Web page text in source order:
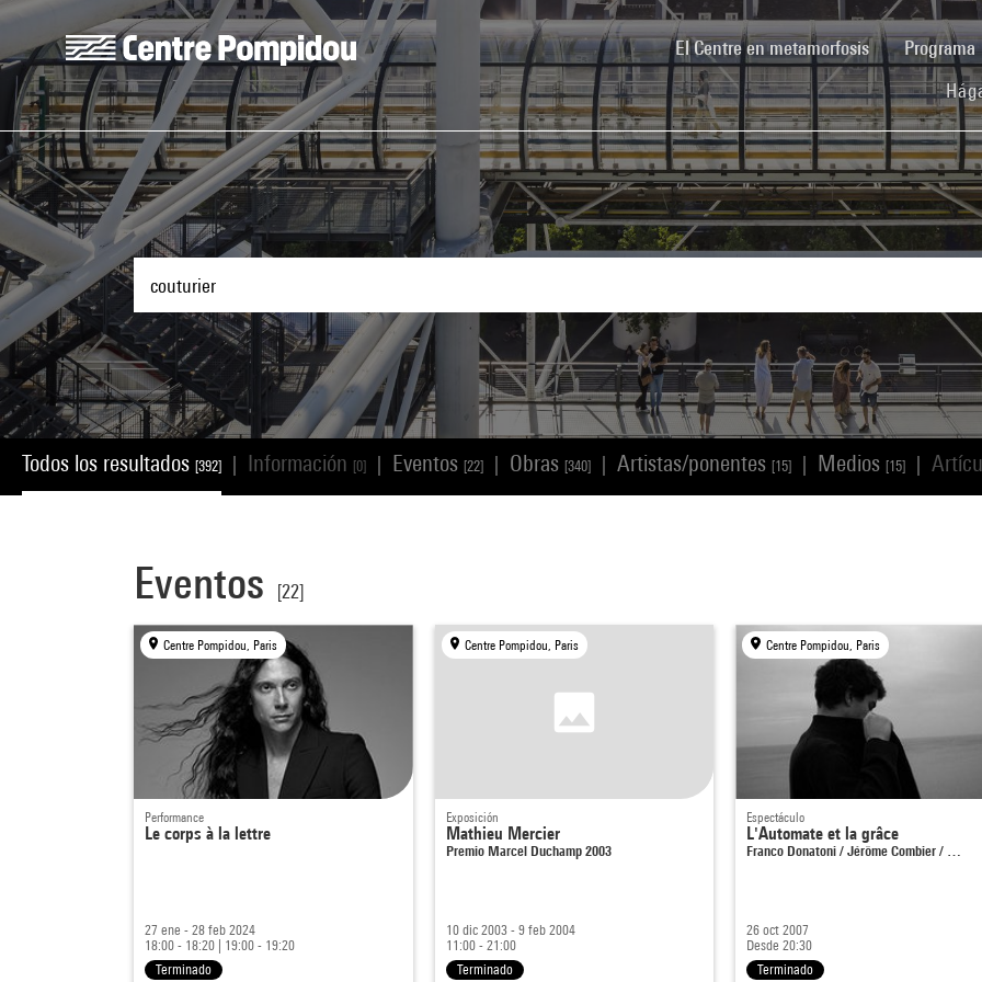
Skip to main content
Centre Pompidou
El Centre en metamorfosis(current)Programa
Todos los resultados [392] Información [0] Eventos [22] Obras [340] Artistas/ponentes [15] Medios [15]
Eventos [22]
Centre Pompidou, Paris
Performance
Le corps à la lettre
27 ene - 28 feb 2024
18:00 - 18:20
19:00 - 19:20
Terminado
Centre Pompidou, Paris
Exposición
Mathieu Mercier
Premio Marcel Duchamp 2003
10 dic 2003 - 9 feb 2004
11:00 - 21:00
Terminado
Centre Pompidou, Paris
Espectáculo
L'Automate et la grâce
Franco Donatoni / Jérôme Combier / …
26 oct 2007
Desde 20:30
Terminado